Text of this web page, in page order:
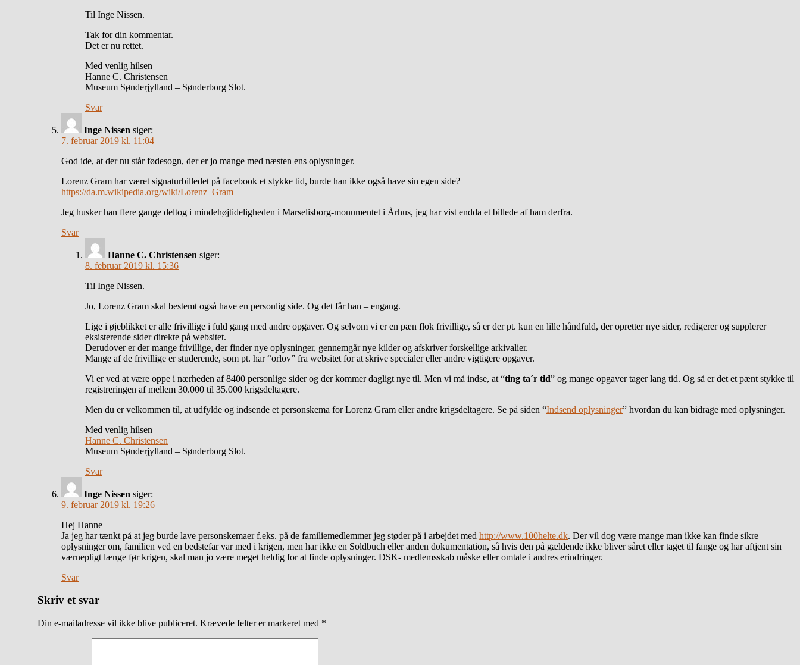
Til Inge Nissen.
Tak for din kommentar.
Det er nu rettet.
Med venlig hilsen
Hanne C. Christensen
Museum Sønderjylland – Sønderborg Slot.
Svar
Inge Nissen siger:
7. februar 2019 kl. 11:04
God ide, at der nu står fødesogn, der er jo mange med næsten ens oplysninger.
Lorenz Gram har været signaturbilledet på facebook et stykke tid, burde han ikke også have sin egen side?
https://da.m.wikipedia.org/wiki/Lorenz_Gram
Jeg husker han flere gange deltog i mindehøjtideligheden i Marselisborg-monumentet i Århus, jeg har vist endda et billede af ham derfra.
Svar
Hanne C. Christensen siger:
8. februar 2019 kl. 15:36
Til Inge Nissen.
Jo, Lorenz Gram skal bestemt også have en personlig side. Og det får han – engang.
Lige i øjeblikket er alle frivillige i fuld gang med andre opgaver. Og selvom vi er en pæn flok frivillige, så er der pt. kun en lille håndfuld, der opretter nye sider, redigerer og supplerer
eksisterende sider direkte på websitet.
Derudover er der mange frivillige, der finder nye oplysninger, gennemgår nye kilder og afskriver forskellige arkivalier.
Mange af de frivillige er studerende, som pt. har “orlov” fra websitet for at skrive specialer eller andre vigtigere opgaver.
Vi er ved at være oppe i nærheden af 8400 personlige sider og der kommer dagligt nye til. Men vi må indse, at “ting ta´r tid” og mange opgaver tager lang tid. Og så er det et pænt stykke til
registreringen af mellem 30.000 til 35.000 krigsdeltagere.
Men du er velkommen til, at udfylde og indsende et personskema for Lorenz Gram eller andre krigsdeltagere. Se på siden “Indsend oplysninger” hvordan du kan bidrage med oplysninger.
Med venlig hilsen
Hanne C. Christensen
Museum Sønderjylland – Sønderborg Slot.
Svar
Inge Nissen siger:
9. februar 2019 kl. 19:26
Hej Hanne
Ja jeg har tænkt på at jeg burde lave personskemaer f.eks. på de familiemedlemmer jeg støder på i arbejdet med http://www.100helte.dk. Der vil dog være mange man ikke kan finde sikre
oplysninger om, familien ved en bedstefar var med i krigen, men har ikke en Soldbuch eller anden dokumentation, så hvis den på gældende ikke bliver såret eller taget til fange og har aftjent sin
værnepligt længe før krigen, skal man jo være meget heldig for at finde oplysninger. DSK- medlemsskab måske eller omtale i andres erindringer.
Svar
Skriv et svar
Din e-mailadresse vil ikke blive publiceret. Krævede felter er markeret med *